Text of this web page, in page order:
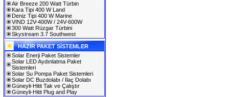
Air Breeze 200 Watt Türbin
Kara Tipi 400 W Land
Deniz Tipi 400 W Marine
VIND 12V-400W / 24V-600W
300 Watt Rüzgar Türbini
Skystream 3.7 Southwest
HAZIR PAKET SİSTEMLER
Solar Enerji Paket Sistemler
Solar LED Aydınlatma Paket
Sistemleri
Solar Su Pompa Paket Sistemleri
Solar DC Buzdolabı / İlaç Dolabı
Güneyli-Hitit Tak ve Çalıştır
Güneyli-Hitit Plug and Play